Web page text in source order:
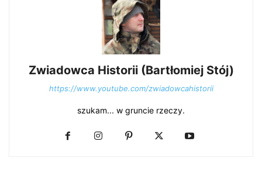
Zwiadowca Historii (Bartłomiej Stój)
https://www.youtube.com/zwiadowcahistorii
szukam... w gruncie rzeczy.